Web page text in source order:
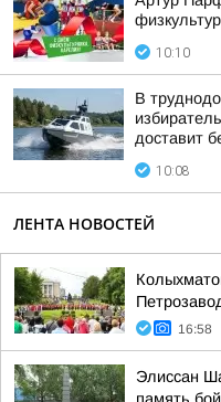
10:10
В
доставит
10:08
ЛЕНТА НОВОСТЕЙ
16:58
Элиссан